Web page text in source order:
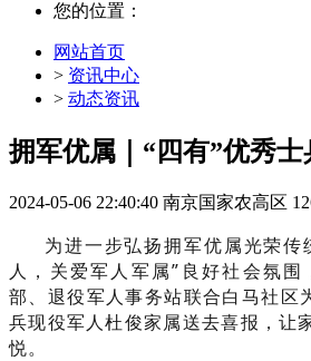
您的位置：
网站首页
> 资讯中心
> 动态资讯
拥军优属｜“四有”优秀
2024-05-06 22:40:40 南京国家农高区
为进一步弘扬拥军优属光荣传
人，关爱军人军属”良好社会氛
部、退役军人事务站联合白马社区
兵现役军人杜俊家属送去喜报，让
悦。